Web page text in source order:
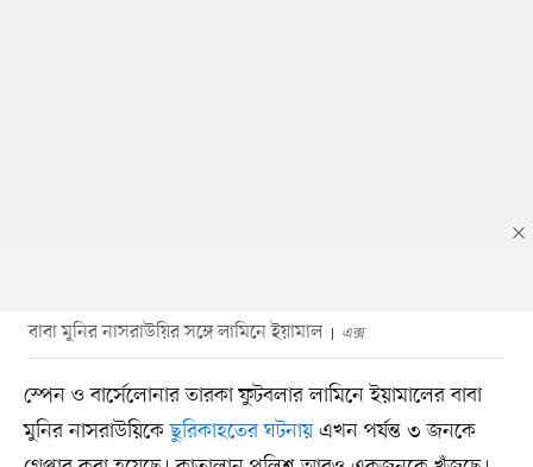
বাবা মুনির নাসরাউয়ির সঙ্গে লামিনে ইয়ামাল এক্স
স্পেন ও বার্সেলোনার তারকা ফুটবলার লামিনে ইয়ামালের বাবা
মুনির নাসরাউয়িকেছুরিকাহতের ঘটনায়এখন পর্যন্ত ৩ জনকে